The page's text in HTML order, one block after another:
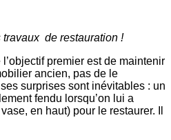
de restauration !
premier est de maintenir
ancien, pas de le
surprises sont inévitables : un
fendu lorsqu’on lui a
en haut) pour le restaurer. Il